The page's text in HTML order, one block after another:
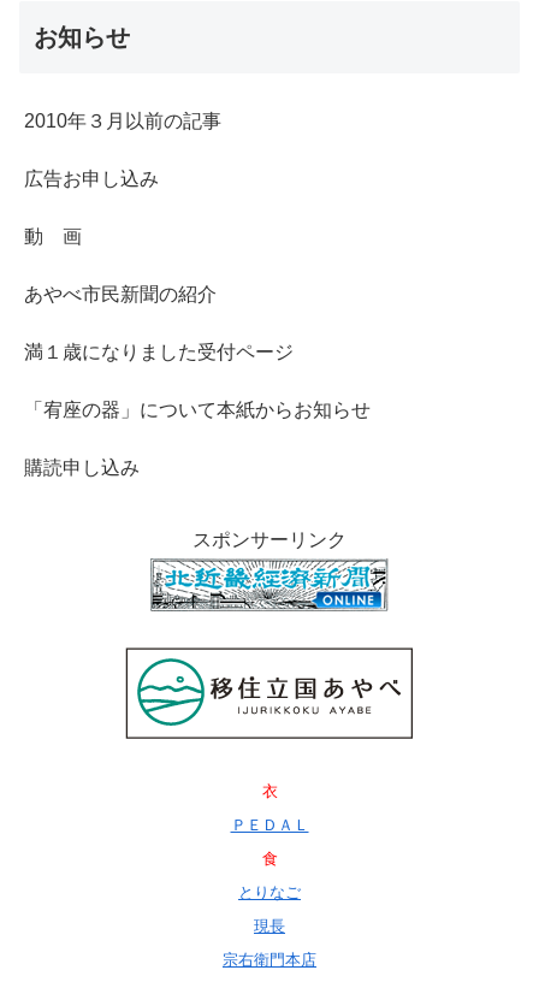
お知らせ
2010年３月以前の記事
広告お申し込み
動 画
あやべ市民新聞の紹介
満１歳になりました受付ページ
「宥座の器」について本紙からお知らせ
購読申し込み
スポンサーリンク
衣
ＰＥＤＡＬ
食
とりなご
現長
宗右衛門本店